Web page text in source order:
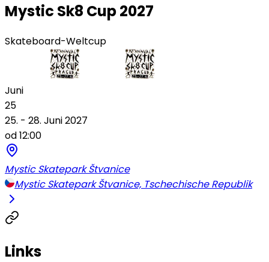
Mystic Sk8 Cup 2027
Skateboard-Weltcup
Juni
25
25. - 28. Juni 2027
od 12:00
Mystic Skatepark Štvanice
Mystic Skatepark Štvanice, Tschechische Republik
Links